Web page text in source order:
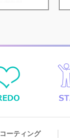
コーティング